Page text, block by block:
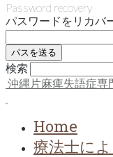
Password recovery
パスワードをリカバ
検索
沖縄片麻痺失語症専
Home
療法士に